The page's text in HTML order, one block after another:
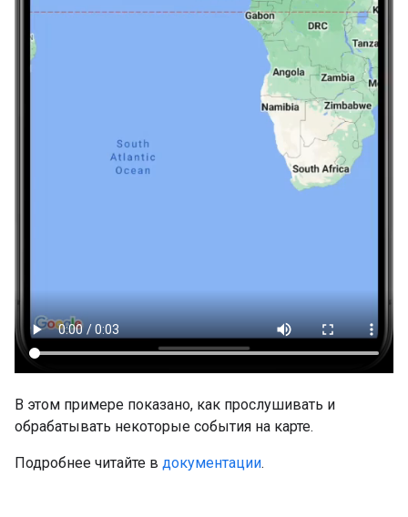
В этом примере показано, как прослушивать и
обрабатывать некоторые события на карте.
Подробнее читайте в документации.